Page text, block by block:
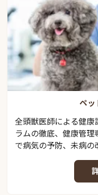
ペッ
全頭獣医師による健
ラムの徹底、健康管
で病気の予防、未病の